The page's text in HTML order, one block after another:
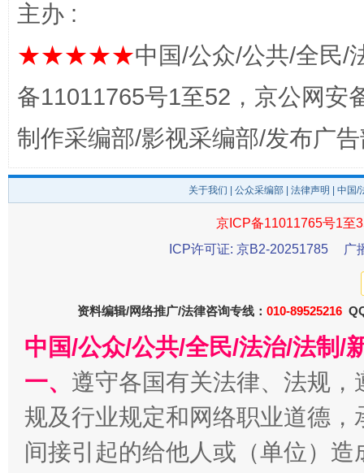
东山县通报“牛蛙产品抗生素超标问题” 法
千年窑火 生生不息
主办 :
★★★★★中国/公众/公共/全民/
备11011765号1至52，京公网安
制作采编部/影视采编部/发布广
关于我们 公众采编部 法律声明 | 中国
京ICP备11011765号1至
ICP许可证: 京B2-20251785
广
资料编辑/网络推广/法律咨询专线： 010-89525216
中国/公众/公共/全民/法治/法制/
一、 遵守各国有关法律、法规
规及行业规定和网络职业道德
间接引起的给他人或（单位）